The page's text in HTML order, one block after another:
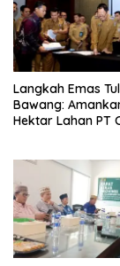
Langkah Emas
Bawang:
Hektar Lahan PT